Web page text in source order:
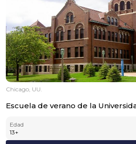
Chicago, UU.
Escuela de verano de la
Edad
13+